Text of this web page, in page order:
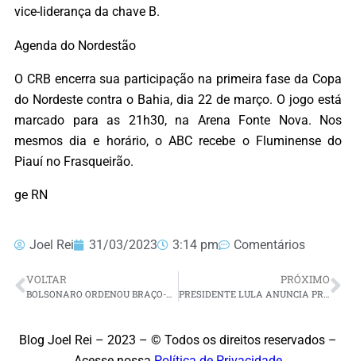
vice-liderança da chave B.
Agenda do Nordestão
O CRB encerra sua participação na primeira fase da Copa
do Nordeste contra o Bahia, dia 22 de março. O jogo está
marcado para as 21h30, na Arena Fonte Nova. Nos
mesmos dia e horário, o ABC recebe o Fluminense do
Piauí no Frasqueirão.
ge RN
Joel Rei 31/03/2023 3:14 pm Comentários
VOLTAR PRÓXIMO
Blog Joel Rei – 2023 – © Todos os direitos reservados –